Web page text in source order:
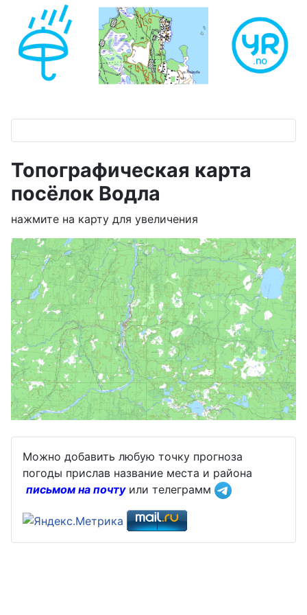
Топографическая карта
посёлок Водла
нажмите на карту для увеличения
Можно добавить любую точку прогноза
погоды прислав название места и района
письмом на почтуили телеграмм